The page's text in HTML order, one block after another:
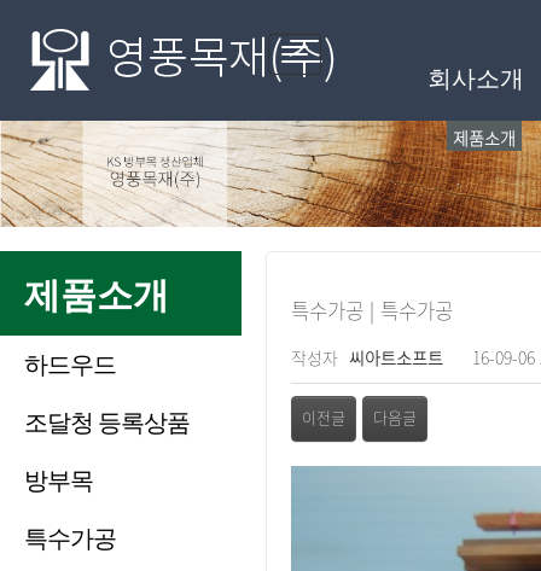
Toggle
navigation
회사소개
제품소개
하드우드
조달청 등록상품
방부목
특수가공
제품소개
특수가공 | 특수가공
페이지 정보
작성자 씨아트소프트 16-09-06
관련링크
이전글 다음글